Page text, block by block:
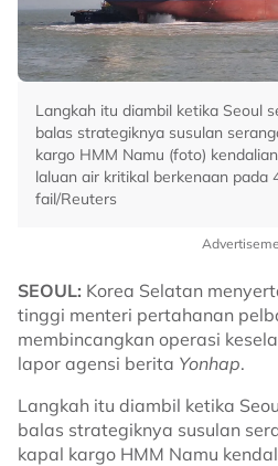
Langkah itu diambil ketika Seoul
balas strategiknya susulan
kargo HMM Namu (foto)
laluan air kritikal berkenaan pada
fail/Reuters
SEOUL: Korea Selatan
tinggi menteri pertahanan
membincangkan operasi
lapor agensi berita Yonhap.
Langkah itu diambil ketika
balas strategiknya susulan
kapal kargo HMM Namu